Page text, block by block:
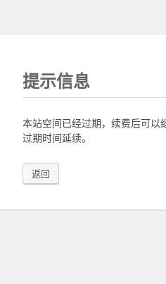
提示信息
本站空间已经过期，续费后可以
过期时间延续。
返回